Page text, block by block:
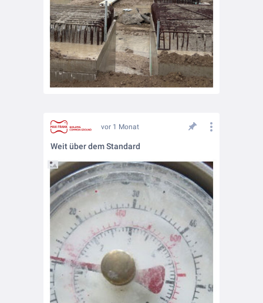
vor 1 Monat
Weit über dem Standard